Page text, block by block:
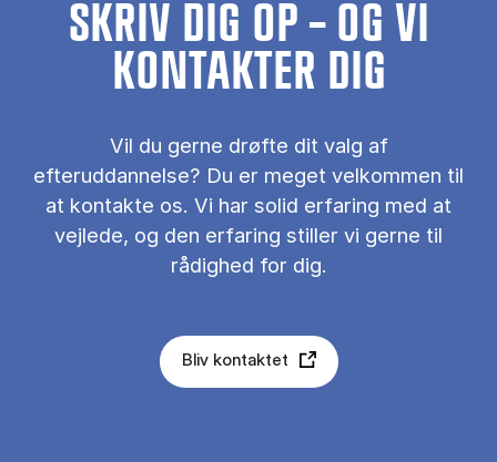
SKRIV DIG OP – OG VI
KONTAKTER DIG
Vil du gerne drøfte dit valg af
efteruddannelse? Du er meget velkommen til
at kontakte os. Vi har solid erfaring med at
vejlede, og den erfaring stiller vi gerne til
rådighed for dig.
Bliv kontaktet